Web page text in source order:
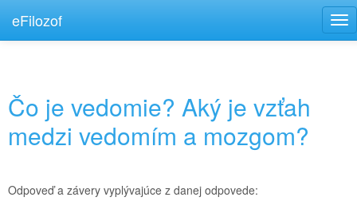
eFilozof
Čo je vedomie? Aký je vzťah
medzi vedomím a mozgom?
Odpoveď a závery vyplývajúce z danej odpovede: